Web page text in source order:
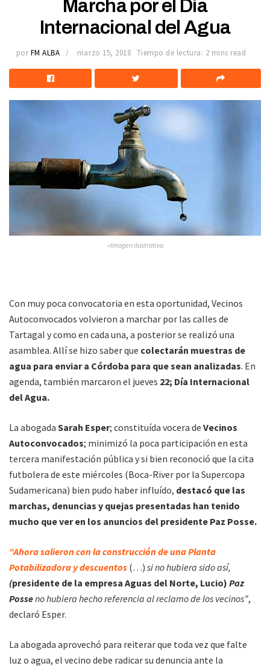
Marcha por el Día
Internacional del Agua
por FM ALBA marzo 15, 2018 Tiempo de lectura: 2 mins read
»Imagen ilustrativa
Con muy poca convocatoria en esta oportunidad, Vecinos
Autoconvocados volvieron a marchar por las calles de
Tartagal y como en cada una, a posterior se realizó una
asamblea. Allí se hizo saber que colectarán muestras de
agua para enviar a Córdoba para que sean analizadas. En
agenda, también marcaron el jueves 22; Día Internacional
del Agua.
La abogada Sarah Esper; constituída vocera de Vecinos
Autoconvocados; minimizó la poca participación en esta
tercera manifestación pública y si bien reconoció que la cita
futbolera de este miércoles (Boca-River por la Supercopa
Sudamericana) bien pudo haber influído, destacó que las
marchas, denuncias y quejas presentadas han tenido
mucho que ver en los anuncios del presidente Paz Posse.
“Ahora salieron con la construcción de una Planta
Potabilizadora y descuentos (…) si no hubiera sido así,
(presidente de la empresa Aguas del Norte, Lucio) Paz
Posseno hubiera hecho referencia al reclamo de los vecinos”,
declaró Esper.
La abogada aprovechó para reiterar que toda vez que falte
luz o agua, el vecino debe radicar su denuncia ante la